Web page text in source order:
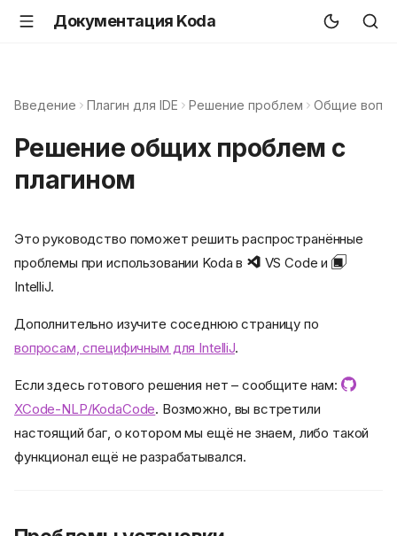
Документация Koda
Введение Плагин для IDE Решение проблем Общие
Решение общих проблем с
плагином
Это руководство поможет решить распространённые
проблемы при использовании Koda в
VS Code и
IntelliJ.
Дополнительно изучите соседнюю страницу по
вопросам, специфичным для IntelliJ.
Если здесь готового решения нет – сообщите нам:
XCode-NLP/KodaCode. Возможно, вы встретили
настоящий баг, о котором мы ещё не знаем, либо такой
функционал ещё не разрабатывался.